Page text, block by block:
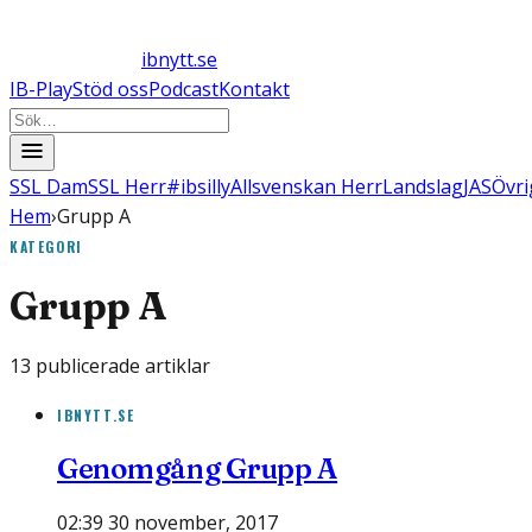
ibnytt.se
IB-PlayStöd ossPodcastKontakt
SSL DamSSL Herr#ibsillyAllsvenskan HerrLandslagJAS
Hem›Grupp A
KATEGORI
Grupp A
13 publicerade artiklar
IBNYTT.SE
Genomgång Grupp A
02:39 30 november, 2017